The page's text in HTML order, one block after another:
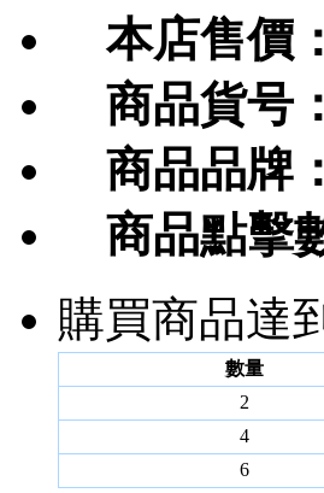
本店售價：
商品貨号：
商品品牌：
商品點擊
購買商品達
數量
2
4
6